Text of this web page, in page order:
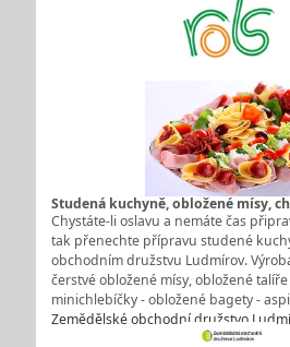
Studená kuchyně, obložené mísy,
Chystáte-li oslavu a nemáte čas
tak přenechte přípravu studené
obchodním družstvu Ludmírov.
čerstvé obložené mísy, obložené
minichlebíčky - obložené bagety -
Zemědělské obchodní družstvo